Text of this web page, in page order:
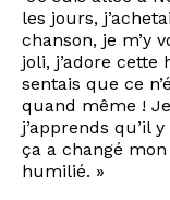
les jours,
chanson, je m’y
joli, j’adore cette
sentais que ce
quand même !
j’apprends qu’il
ça a changé
humilié. »